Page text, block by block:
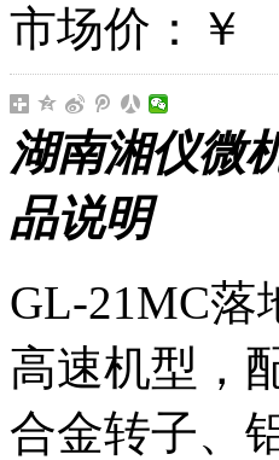
市场价： ￥
湖南湘仪微
品说明
GL-21MC落
高速机型，
合金转子、